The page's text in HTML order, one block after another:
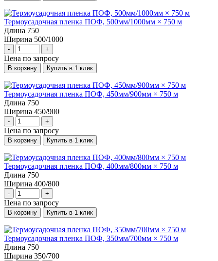
Термоусадочная пленка ПОФ, 500мм/1000мм × 750 м
Длина 750
Ширина 500/1000
- +
Цена по запросу
В корзину Купить в 1 клик
Термоусадочная пленка ПОФ, 450мм/900мм × 750 м
Длина 750
Ширина 450/900
- +
Цена по запросу
В корзину Купить в 1 клик
Термоусадочная пленка ПОФ, 400мм/800мм × 750 м
Длина 750
Ширина 400/800
- +
Цена по запросу
В корзину Купить в 1 клик
Термоусадочная пленка ПОФ, 350мм/700мм × 750 м
Длина 750
Ширина 350/700